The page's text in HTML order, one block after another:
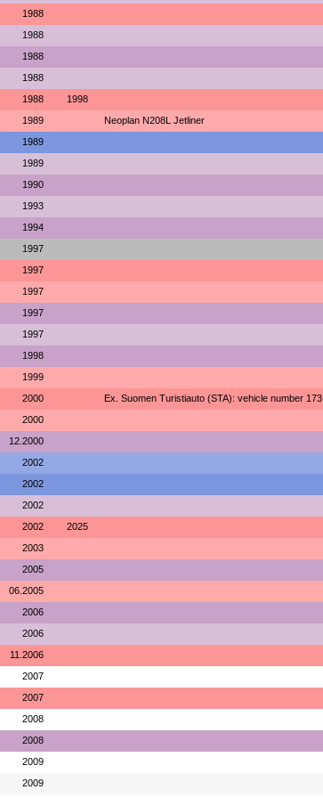
1988
1988
1988
1988
1988 1998
1989 Neoplan N208L Jetliner
1989
1989
1990
1993
1994
1997
1997
1997
1997
1997
1998
1999
2000 Ex. Suomen Turistiauto (STA): vehicle number 173
2000
12.2000
2002
2002
2002
2002 2025
2003
2005
06.2005
2006
2006
11.2006
2007
2007
2008
2008
2009
2009